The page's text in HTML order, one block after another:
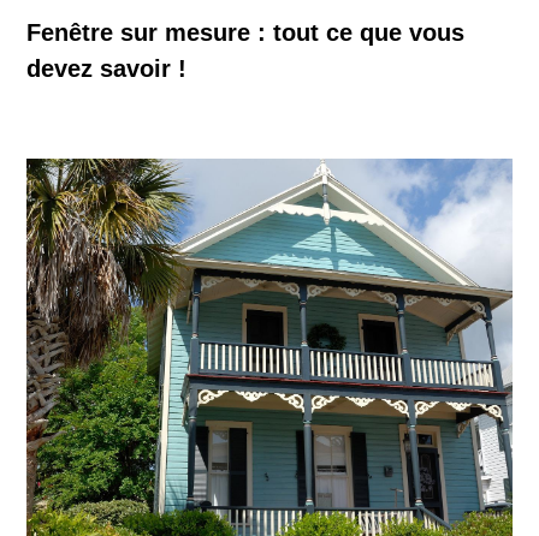
Fenêtre sur mesure : tout ce que vous
devez savoir !